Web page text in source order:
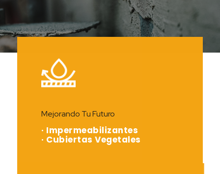
Mejorando Tu Futuro
· Impermeabilizantes
· Cubiertas Vegetales